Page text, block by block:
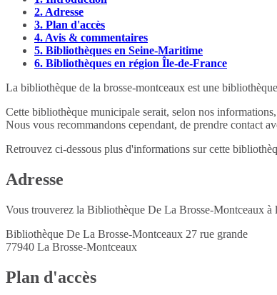
2. Adresse
3. Plan d'accès
4. Avis & commentaires
5. Bibliothèques en Seine-Maritime
6. Bibliothèques en région Île-de-France
La bibliothèque de la brosse-montceaux est une
Cette bibliothèque municipale serait, selon nos
Nous vous recommandons cependant, de prendre contact
Retrouvez ci-dessous plus d'informations sur cette
Adresse
Vous trouverez la Bibliothèque De La Brosse-Montceaux à
Bibliothèque De La Brosse-Montceaux 27 rue grande
77940 La Brosse-Montceaux
Plan d'accès